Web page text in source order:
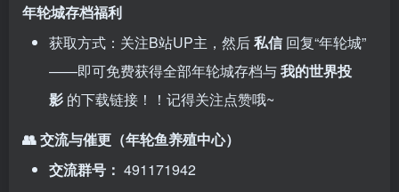
年轮城存档福利
获取方式：关注B站UP主，然后私信 回复“年轮城”
——即可免费获得全部年轮城存档与我的世界投
影 的下载链接！！记得关注点赞哦~
👥 交流与催更（年轮鱼养殖中心）
交流群号： 491171942